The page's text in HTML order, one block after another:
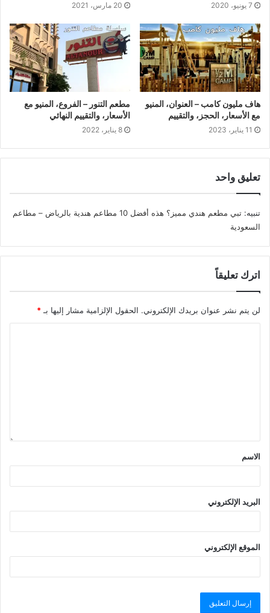
7 يونيو، 2020 20 مارس، 2021
هاف مليون كامب – العنوان، المنيو
مع الأسعار، الحجز، والتقييم
11 يناير، 2023
مطعم التنور – الفروع، المنيو مع
الأسعار، والتقييم النهائي
8 يناير، 2022
تعليق واحد
تنبيه:
تبي مطعم هندي مميز؟ هذه أفضل 10 مطاعم هندية بالرياض – مطاعم
السعودية
اترك تعليقاً
لن يتم نشر عنوان بريدك الإلكتروني. الحقول الإلزامية مشار إليها بـ *
الاسم
البريد الإلكتروني
الموقع الإلكتروني